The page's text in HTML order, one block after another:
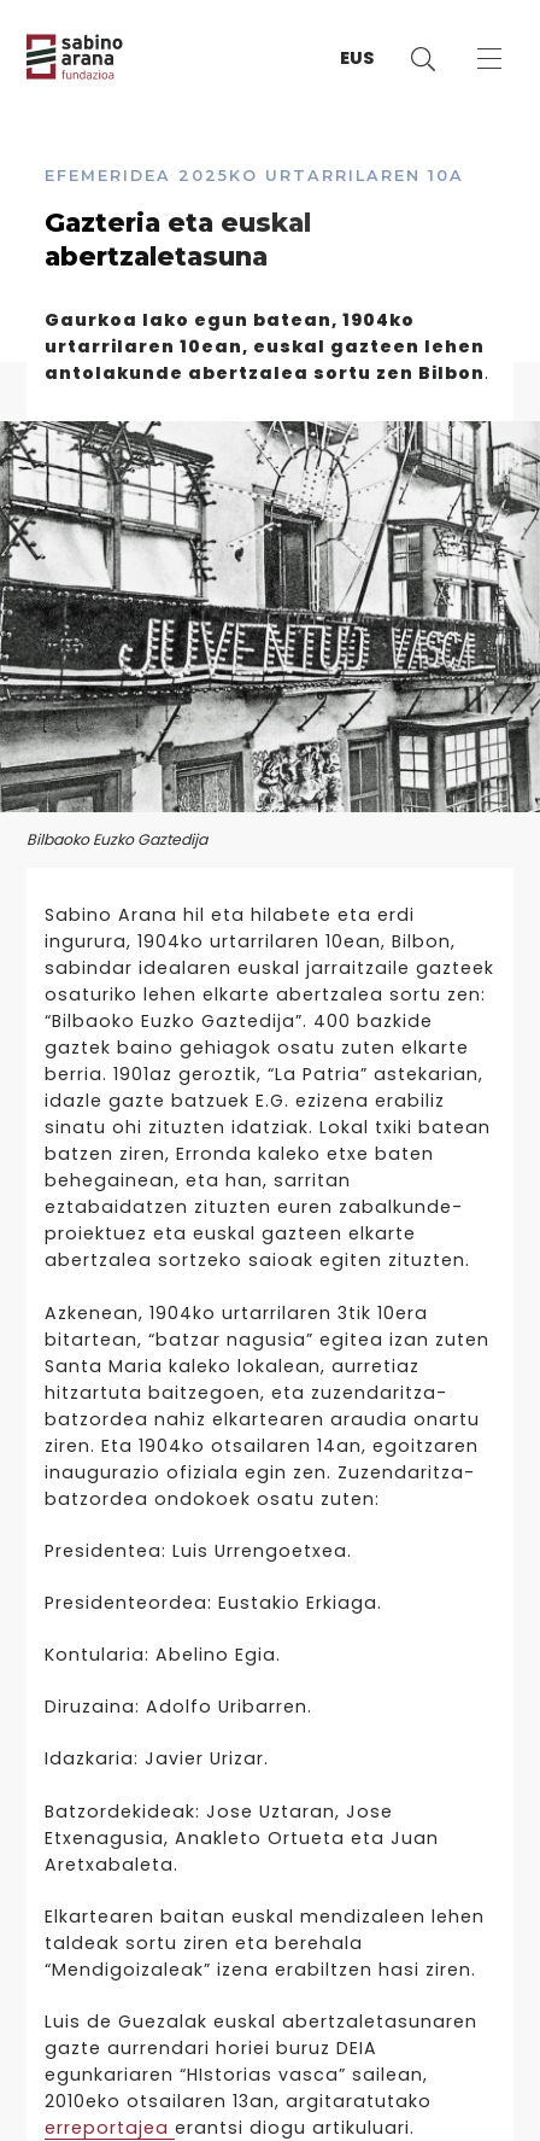
EUS
EFEMERIDEA 2025KO URTARRILAREN 10A
Gazteria eta euskal
abertzaletasuna
Gaurkoa lako egun batean, 1904ko
urtarrilaren 10ean, euskal gazteen lehen
antolakunde abertzalea sortu zen Bilbon.
Bilbaoko Euzko Gaztedija
Sabino Arana hil eta hilabete eta erdi
ingurura, 1904ko urtarrilaren 10ean, Bilbon,
sabindar idealaren euskal jarraitzaile gazteek
osaturiko lehen elkarte abertzalea sortu zen:
“Bilbaoko Euzko Gaztedija”. 400 bazkide
gaztek baino gehiagok osatu zuten elkarte
berria. 1901az geroztik, “La Patria” astekarian,
idazle gazte batzuek E.G. ezizena erabiliz
sinatu ohi zituzten idatziak. Lokal txiki batean
batzen ziren, Erronda kaleko etxe baten
behegainean, eta han, sarritan
eztabaidatzen zituzten euren zabalkunde-
proiektuez eta euskal gazteen elkarte
abertzalea sortzeko saioak egiten zituzten.
Azkenean, 1904ko urtarrilaren 3tik 10era
bitartean, “batzar nagusia” egitea izan zuten
Santa Maria kaleko lokalean, aurretiaz
hitzartuta baitzegoen, eta zuzendaritza-
batzordea nahiz elkartearen araudia onartu
ziren. Eta 1904ko otsailaren 14an, egoitzaren
inaugurazio ofiziala egin zen. Zuzendaritza-
batzordea ondokoek osatu zuten:
Presidentea: Luis Urrengoetxea.
Presidenteordea: Eustakio Erkiaga.
Kontularia: Abelino Egia.
Diruzaina: Adolfo Uribarren.
Idazkaria: Javier Urizar.
Batzordekideak: Jose Uztaran, Jose
Etxenagusia, Anakleto Ortueta eta Juan
Aretxabaleta.
Elkartearen baitan euskal mendizaleen lehen
taldeak sortu ziren eta berehala
“Mendigoizaleak” izena erabiltzen hasi ziren.
Luis de Guezalak euskal abertzaletasunaren
gazte aurrendari horiei buruz DEIA
egunkariaren “HIstorias vasca” sailean,
2010eko otsailaren 13an, argitaratutako
erreportajea erantsi diogu artikuluari.